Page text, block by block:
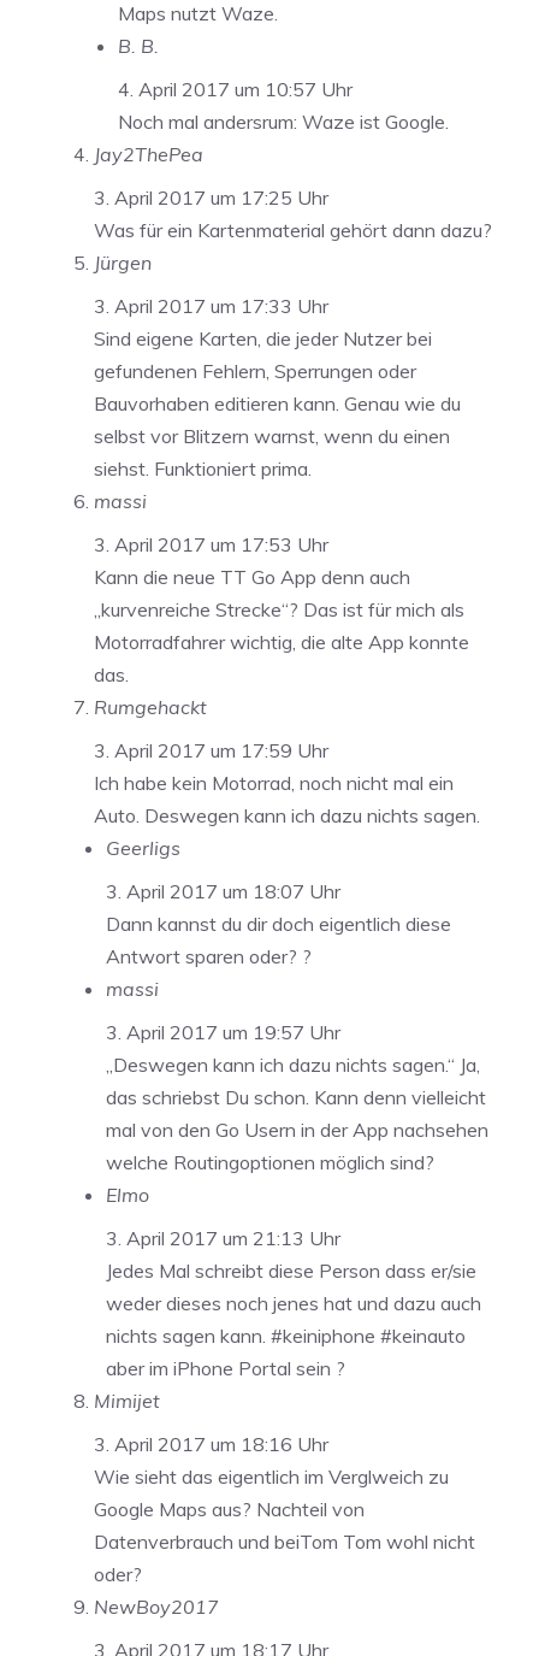
Maps nutzt Waze.
B. B.
4. April 2017 um 10:57 Uhr
Noch mal andersrum: Waze ist Google.
Jay2ThePea
3. April 2017 um 17:25 Uhr
Was für ein Kartenmaterial gehört dann dazu?
Jürgen
3. April 2017 um 17:33 Uhr
Sind eigene Karten, die jeder Nutzer bei
gefundenen Fehlern, Sperrungen oder
Bauvorhaben editieren kann. Genau wie du
selbst vor Blitzern warnst, wenn du einen
siehst. Funktioniert prima.
massi
3. April 2017 um 17:53 Uhr
Kann die neue TT Go App denn auch
„kurvenreiche Strecke“? Das ist für mich als
Motorradfahrer wichtig, die alte App konnte
das.
Rumgehackt
3. April 2017 um 17:59 Uhr
Ich habe kein Motorrad, noch nicht mal ein
Auto. Deswegen kann ich dazu nichts sagen.
Geerligs
3. April 2017 um 18:07 Uhr
Dann kannst du dir doch eigentlich diese
Antwort sparen oder? ?
massi
3. April 2017 um 19:57 Uhr
„Deswegen kann ich dazu nichts sagen.“ Ja,
das schriebst Du schon. Kann denn vielleicht
mal von den Go Usern in der App nachsehen
welche Routingoptionen möglich sind?
Elmo
3. April 2017 um 21:13 Uhr
Jedes Mal schreibt diese Person dass er/sie
weder dieses noch jenes hat und dazu auch
nichts sagen kann. #keiniphone #keinauto
aber im iPhone Portal sein ?
Mimijet
3. April 2017 um 18:16 Uhr
Wie sieht das eigentlich im Verglweich zu
Google Maps aus? Nachteil von
Datenverbrauch und beiTom Tom wohl nicht
oder?
NewBoy2017
3. April 2017 um 18:17 Uhr